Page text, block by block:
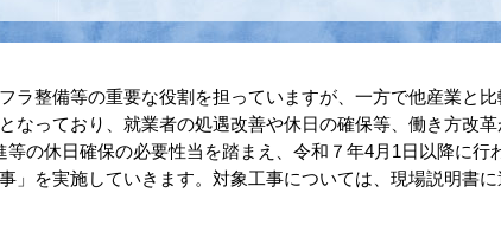
ラ整備等の重要な役割を担っていますが、一方で他産業と
なっており、就業者の処遇改善や休日の確保等、働き方改
等の休日確保の必要性当を踏まえ、令和７年4月1日以降に行
」を実施していきます。対象工事については、現場説明書